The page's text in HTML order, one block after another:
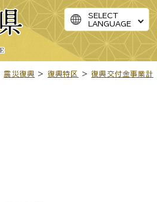
SELECT
LANGUAGE
震災復興 > 復興特区 >復興交付金事業計